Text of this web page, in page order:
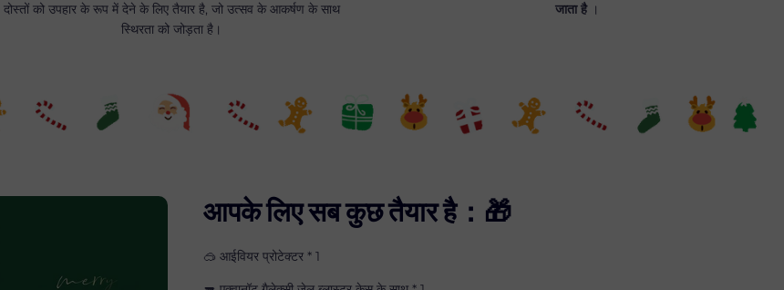
दोस्तों को उपहार के रूप में देने के लिए तैयार है, जो उत्सव के आकर्षण के साथ
स्थिरता को जोड़ता है।
जाता है।
आपके लिए सब कुछ तैयार है：🎁
🥽 आईवियर प्रोटेक्टर * 1